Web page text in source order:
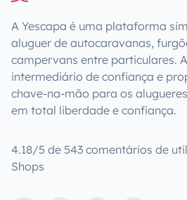
A Yescapa é uma plataforma
aluguer de autocaravanas,
campervans entre particulares.
intermediário de confiança e
chave-na-mão para os
em total liberdade e confiança.
4.18/5 de 543 comentários de
Shops